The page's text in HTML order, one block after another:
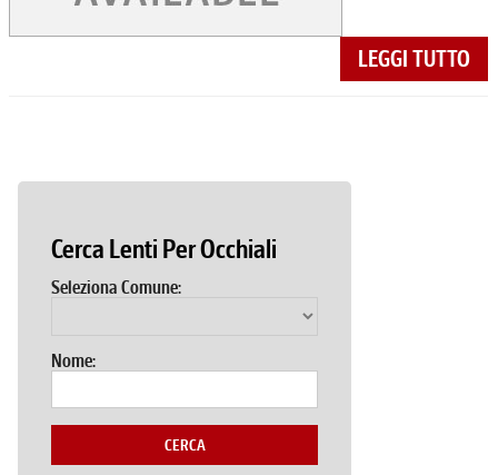
LEGGI TUTTO
Cerca Lenti Per Occhiali
Seleziona Comune:
Nome:
CERCA